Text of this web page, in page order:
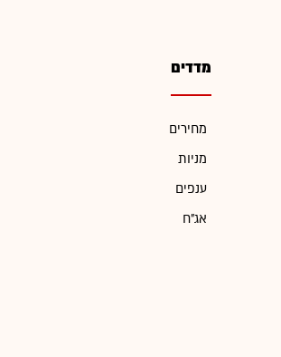
מדדים
מחירים
מניות
ענפים
אג"ח